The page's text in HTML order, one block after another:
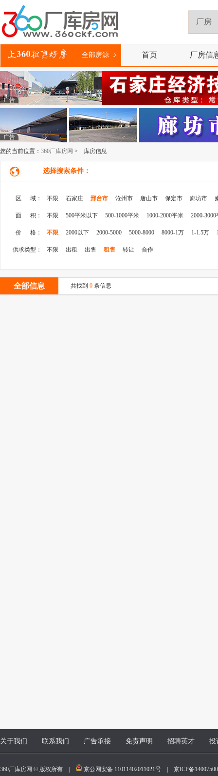
全部房源 首页 厂房信
广告
广告
您的当前位置： 360厂库房网 > 库房信息
选择搜索条件：
区 域： 不限 石家庄 邢台市 沧州市 唐山市 保定市 廊坊市
面 积： 不限 500平米以下 500-1000平米 1000-2000平米 2000-3000
价 格： 不限 2000以下 2000-5000 5000-8000 8000-1万 1-1.5万
供求类型： 不限 出租 出售 租售 转让 合作
全部信息 共找到 0 条信息
关于我们 联系我们 广告承接 免责声明 招聘英才 投
360厂库房网 © 版权所有 | 京公网安备 11011402011021号
京ICP备